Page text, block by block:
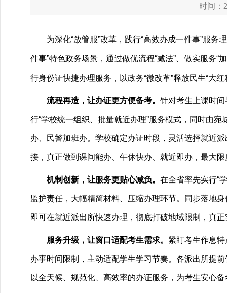
时间：
为深化“放管服”改革，践行“高效办成一件事”服
件事”特色政务场景，通过做优流程“减法”、做实服务
行身份证快捷办理服务，以政务“微改革”释放民生“大
流程再造，让办证更方便备考。 针对考生上课时
行“学校统一组织、批量就近办理”服务模式，同时由
办、民警加班办。学校确定办证时段，灵活选择就近
接，真正做到课间能办、午休快办、就近即办，最大
机制创新，让服务更贴心减负。 在全省率先实行“
监护责任，大幅精简材料、压缩办理环节。同步落地
即可在就近派出所快速办理，彻底打破地域限制，真
服务升级，让窗口适配考生需求。 紧盯考生作息
办事时间限制，主动适配学生学习节奏。各派出所提
以全天候、规范化、高效率的办证服务，为考生安心